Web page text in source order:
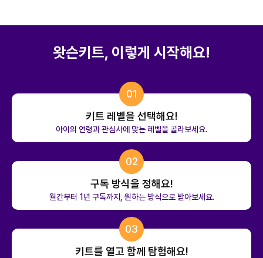
왓슨키트, 이렇게 시작해요!
01
키트 레벨을 선택해요!
아이의 연령과 관심사에 맞는 레벨을 골라보세요.
02
구독 방식을 정해요!
월간부터 1년 구독까지, 원하는 방식으로 받아보세요.
03
키트를 열고 함께 탐험해요!